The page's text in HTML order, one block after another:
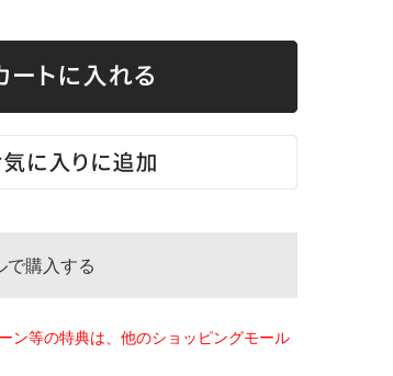
で購入する
ン等の特典は、他のショッピングモール